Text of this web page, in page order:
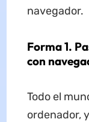
navegador.
Forma 1.
con
Todo el
ordenador,